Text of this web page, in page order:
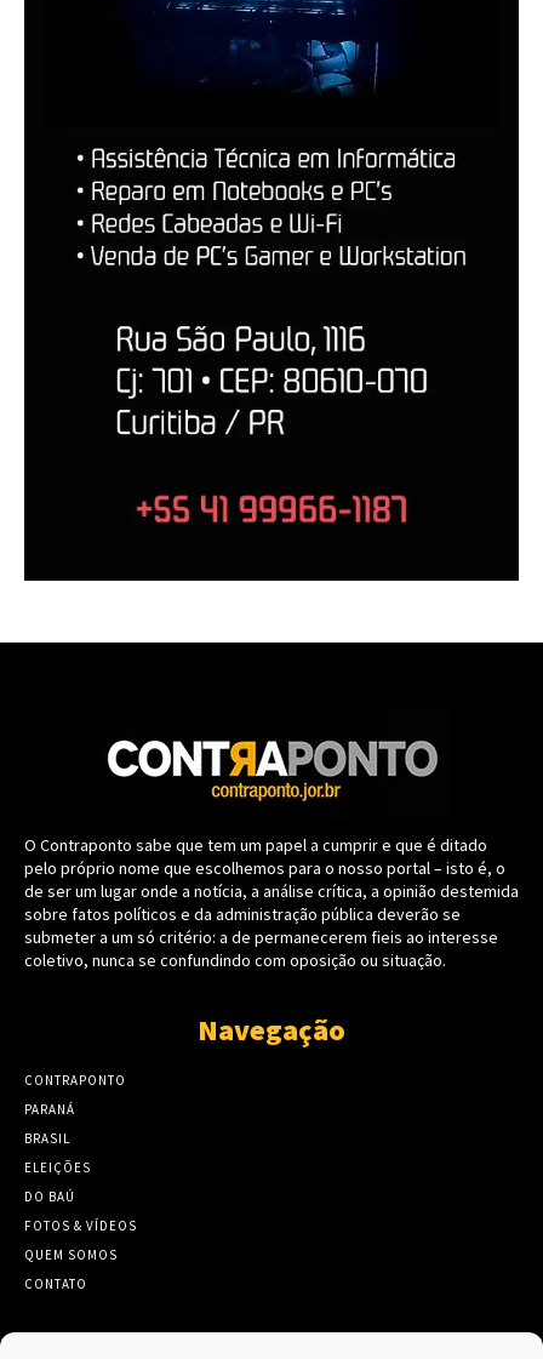
O Contraponto sabe que tem um papel a cumprir e que é ditado
pelo próprio nome que escolhemos para o nosso portal – isto é, o
de ser um lugar onde a notícia, a análise crítica, a opinião destemida
sobre fatos políticos e da administração pública deverão se
submeter a um só critério: a de permanecerem fieis ao interesse
coletivo, nunca se confundindo com oposição ou situação.
Navegação
CONTRAPONTO
PARANÁ
BRASIL
ELEIÇÕES
DO BAÚ
FOTOS & VÍDEOS
QUEM SOMOS
CONTATO